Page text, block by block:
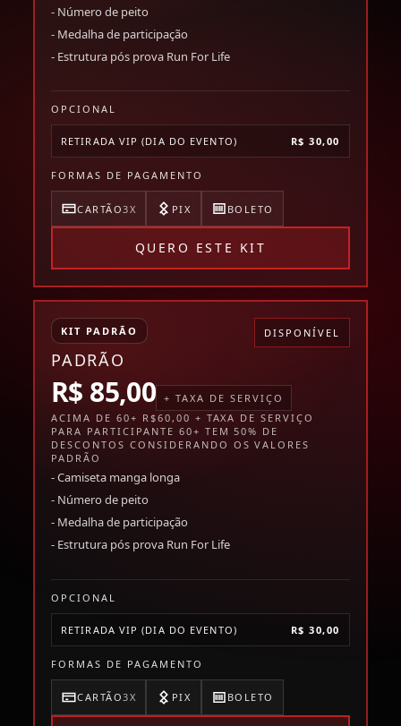
- Número de peito
- Medalha de participação
- Estrutura pós prova Run For Life
OPCIONAL
RETIRADA VIP (DIA DO EVENTO) R$ 30,00
FORMAS DE PAGAMENTO
CARTÃO 3X PIX BOLETO
QUERO ESTE KIT
KIT PADRÃO DISPONÍVEL
PADRÃO
R$ 85,00 + TAXA DE SERVIÇO
ACIMA DE 60+ R$60,00 + TAXA DE SERVIÇO
PARA PARTICIPANTE 60+ TEM 50% DE
DESCONTOS CONSIDERANDO OS VALORES
PADRÃO
- Camiseta manga longa
- Número de peito
- Medalha de participação
- Estrutura pós prova Run For Life
OPCIONAL
RETIRADA VIP (DIA DO EVENTO) R$ 30,00
FORMAS DE PAGAMENTO
CARTÃO3X PIX BOLETO